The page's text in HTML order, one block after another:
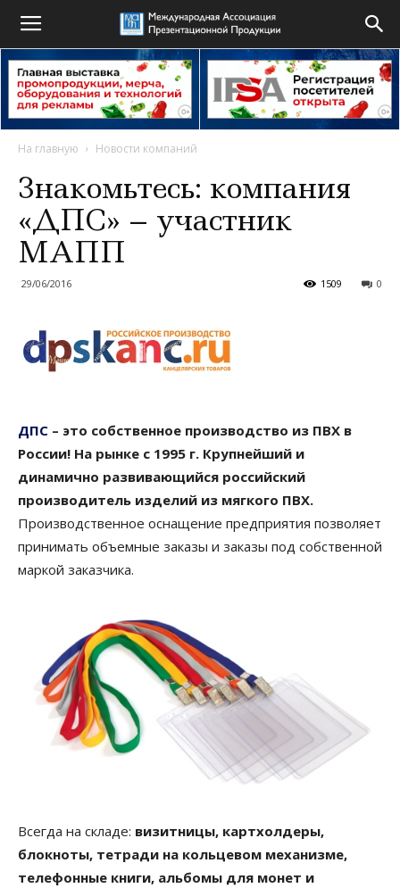
На главную Новости компаний
Знакомьтесь: компания
«ДПС» – участник
МАПП
29/06/2016 0
1509
ДПС – это собственное производство из ПВХ в
России! На рынке с 1995 г. Крупнейший и
динамично развивающийся российский
производитель изделий из мягкого ПВХ.
Производственное оснащение предприятия позволяет
принимать объемные заказы и заказы под собственной
маркой заказчика.
Всегда на складе: визитницы, картхолдеры,
блокноты, тетради на кольцевом механизме,
телефонные книги, альбомы для монет и